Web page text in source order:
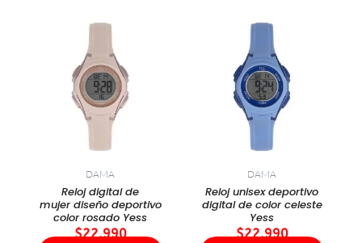
DAMA
Reloj digital de
mujer diseño deportivo
color rosado Yess
$22.990
DAMA
Reloj unisex deportivo
digital de color celeste
Yess
$22.990